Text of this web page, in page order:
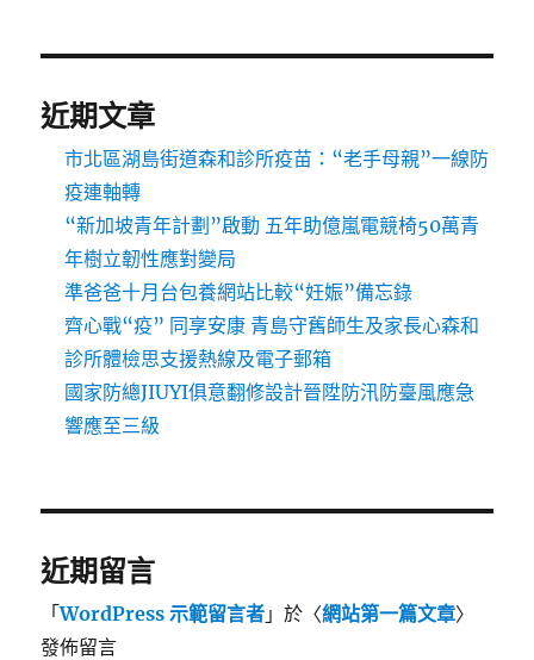
近期文章
市北區湖島街道森和診所疫苗：“老手母親”一線防
疫連軸轉
“新加坡青年計劃”啟動 五年助億嵐電競椅50萬青
年樹立韌性應對變局
準爸爸十月台包養網站比較“妊娠”備忘錄
齊心戰“疫” 同享安康 青島守舊師生及家長心森和
診所體檢思支援熱線及電子郵箱
國家防總JIUYI俱意翻修設計晉陞防汛防臺風應急
響應至三級
近期留言
「WordPress 示範留言者 」於〈網站第一篇文章〉
發佈留言